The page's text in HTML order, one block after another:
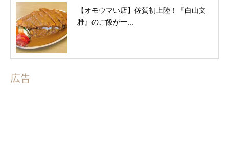
【オモウマい店】佐賀初上陸！『白山文
雅』のご飯が一...
広告